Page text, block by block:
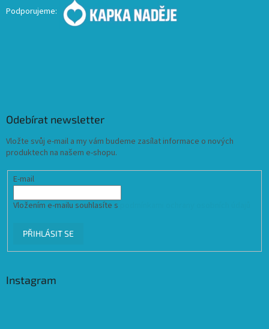
Podporujeme:
Odebírat newsletter
Vložte svůj e-mail a my vám budeme zasílat informace o nových
produktech na našem e-shopu.
E-mail
Vložením e-mailu souhlasíte s
PŘIHLÁSIT SE
Instagram